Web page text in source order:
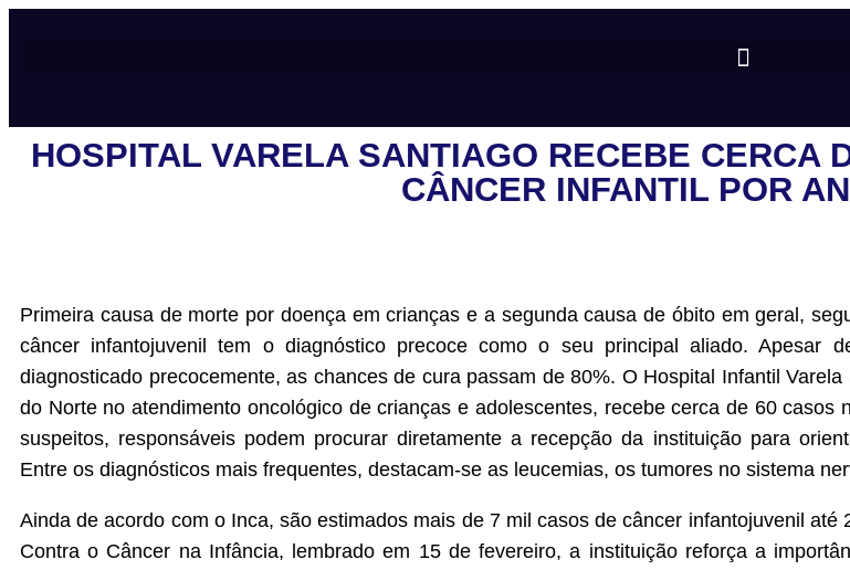
HOSPITAL VARELA SANTIAGO RECEBE CERCA
CÂNCER INFANTIL POR
Primeira causa de morte por doença em crianças e a segunda causa de óbito em geral,
câncer infantojuvenil tem o diagnóstico precoce como o seu principal aliado. Apesar
diagnosticado precocemente, as chances de cura passam de 80%. O Hospital Infantil
do Norte no atendimento oncológico de crianças e adolescentes, recebe cerca de 60
suspeitos, responsáveis podem procurar diretamente a recepção da instituição para
Entre os diagnósticos mais frequentes, destacam-se as leucemias, os tumores no sistema
Ainda de acordo com o Inca, são estimados mais de 7 mil casos de câncer infantojuvenil
Contra o Câncer na Infância, lembrado em 15 de fevereiro, a instituição reforça a